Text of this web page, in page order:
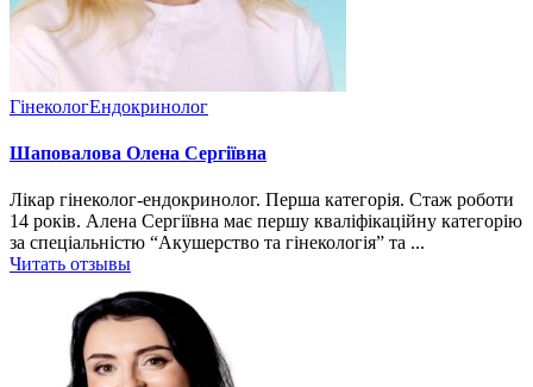
ГінекологЕндокринолог
Шаповалова Олена Сергіївна
Лікар гінеколог-ендокринолог. Перша категорія. Стаж роботи
14 років. Алена Сергіївна має першу кваліфікаційну категорію
за спеціальністю “Акушерство та гінекологія” та ...
Читать отзывы